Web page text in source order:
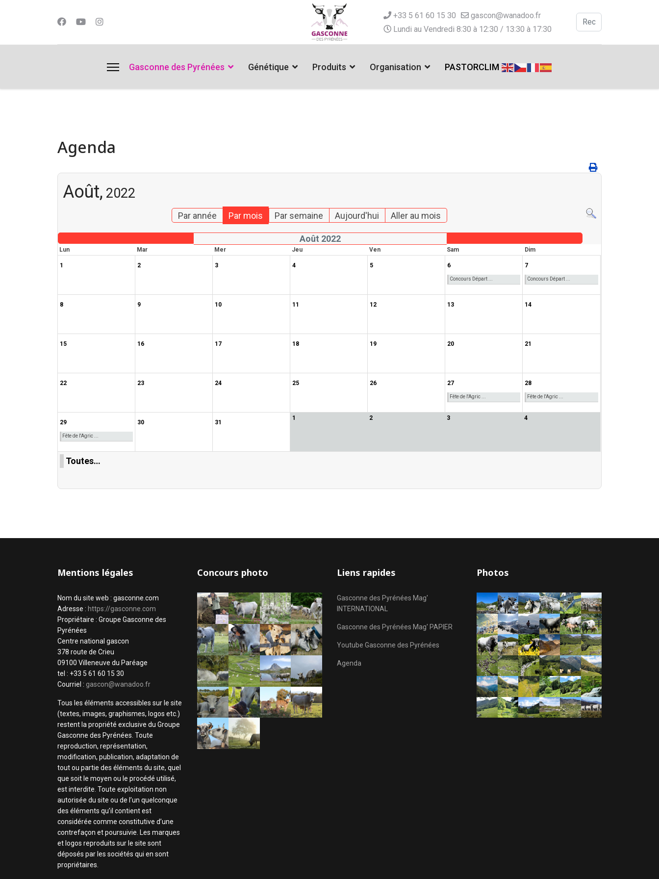
+33 5 61 60 15 30
gascon@wanadoo.fr
Lundi au Vendredi 8:30 à 12:30 / 13:30 à 17:30
Valider
Gasconne des Pyrénées Génétique Produits Organisation PASTORCLIM
Agenda
Août, 2022
Par année Par mois Par semaine Aujourd'hui Aller au mois
Août 2022
Lun Mar Mer Jeu Ven Sam Dim
1 2 3 4 5 6
Concours Départ ...
7
Concours Départ ...
8 9 10 11 12 13 14
15 16 17 18 19 20 21
22 23 24 25 26 27
Fête de l'Agric ...
28
Fête de l'Agric ...
29
Fête de l'Agric ...
30 31
1 2 3 4
Toutes…
Mentions légales
Nom du site web : gasconne.com
Adresse : https://gasconne.com
Propriétaire : Groupe Gasconne des
Pyrénées
Centre national gascon
378 route de Crieu
09100 Villeneuve du Paréage
tel : +33 5 61 60 15 30
Courriel : gascon@wanadoo.fr
Tous les éléments accessibles sur le site
(textes, images, graphismes, logos etc.)
restent la propriété exclusive du Groupe
Gasconne des Pyrénées. Toute
reproduction, représentation,
modification, publication, adaptation de
tout ou partie des éléments du site, quel
que soit le moyen ou le procédé utilisé,
est interdite. Toute exploitation non
autorisée du site ou de l’un quelconque
des éléments qu’il contient est
considérée comme constitutive d’une
contrefaçon et poursuivie. Les marques
et logos reproduits sur le site sont
déposés par les sociétés qui en sont
propriétaires.
Concours photo Liens rapides
Gasconne des Pyrénées Mag'
INTERNATIONAL
Gasconne des Pyrénées Mag' PAPIER
Youtube Gasconne des Pyrénées
Agenda
Photos